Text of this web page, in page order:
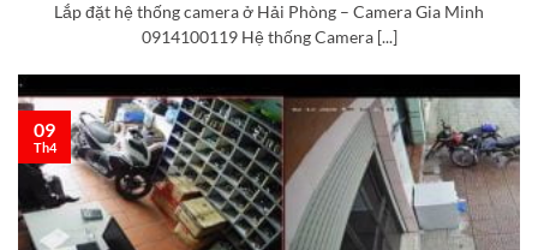
Lắp đặt hệ thống camera ở Hải Phòng – Camera Gia Minh
0914100119 Hệ thống Camera [...]
09
Th4